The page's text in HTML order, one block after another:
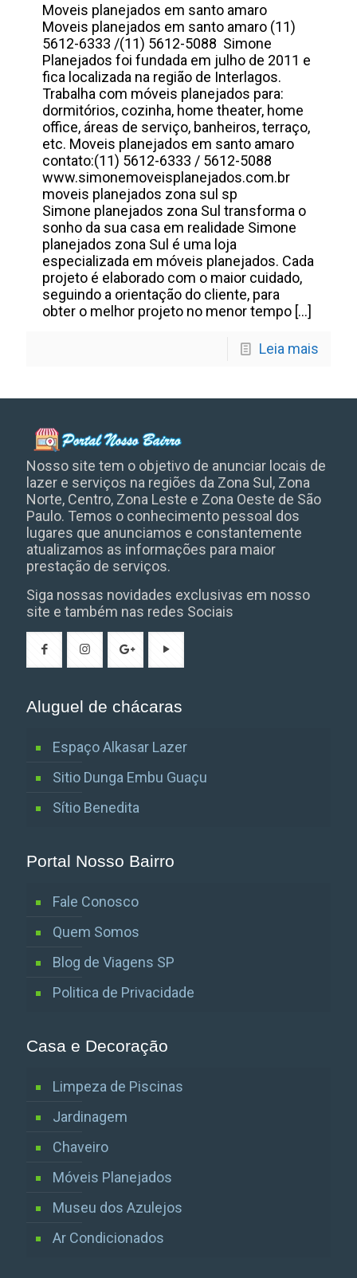
Moveis planejados em santo amaro
Moveis planejados em santo amaro (11)
5612-6333 /(11) 5612-5088 Simone
Planejados foi fundada em julho de 2011 e
fica localizada na região de Interlagos.
Trabalha com móveis planejados para:
dormitórios, cozinha, home theater, home
office, áreas de serviço, banheiros, terraço,
etc. Moveis planejados em santo amaro
contato:(11) 5612-6333 / 5612-5088
www.simonemoveisplanejados.com.br
moveis planejados zona sul sp
Simone planejados zona Sul transforma o
sonho da sua casa em realidade Simone
planejados zona Sul é uma loja
especializada em móveis planejados. Cada
projeto é elaborado com o maior cuidado,
seguindo a orientação do cliente, para
obter o melhor projeto no menor tempo […]
Leia mais
Nosso site tem o objetivo de anunciar locais de
lazer e serviços na regiões da Zona Sul, Zona
Norte, Centro, Zona Leste e Zona Oeste de São
Paulo. Temos o conhecimento pessoal dos
lugares que anunciamos e constantemente
atualizamos as informações para maior
prestação de serviços.
Siga nossas novidades exclusivas em nosso
site e também nas redes Sociais
Aluguel de chácaras
Espaço Alkasar Lazer
Sitio Dunga Embu Guaçu
Sítio Benedita
Portal Nosso Bairro
Fale Conosco
Quem Somos
Blog de Viagens SP
Politica de Privacidade
Casa e Decoração
Limpeza de Piscinas
Jardinagem
Chaveiro
Móveis Planejados
Museu dos Azulejos
Ar Condicionados